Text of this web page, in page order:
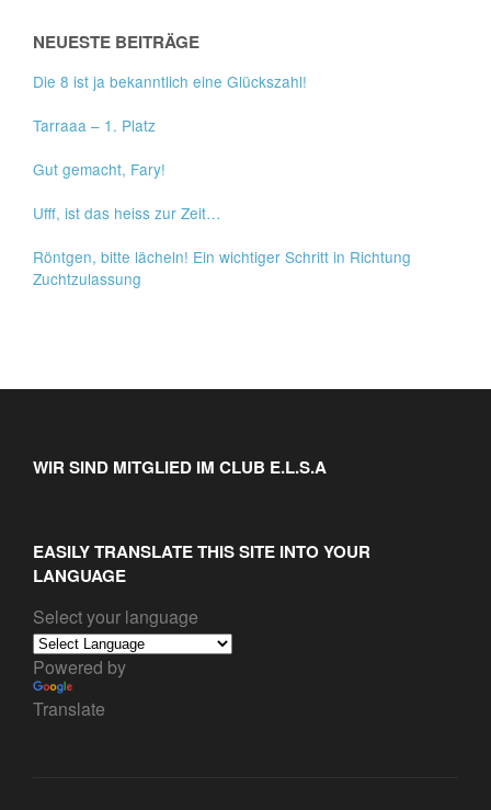
NEUESTE BEITRÄGE
Die 8 ist ja bekanntlich eine Glückszahl!
Tarraaa – 1. Platz
Gut gemacht, Fary!
Ufff, ist das heiss zur Zeit…
Röntgen, bitte lächeln! Ein wichtiger Schritt in Richtung
Zuchtzulassung
WIR SIND MITGLIED IM CLUB E.L.S.A
EASILY TRANSLATE THIS SITE INTO YOUR
LANGUAGE
Select your language
Powered by
Translate